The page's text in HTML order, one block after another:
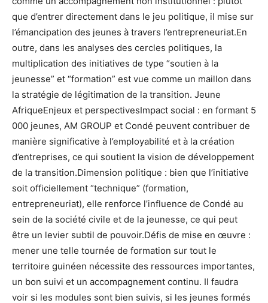
que d’entrer directement dans le jeu politique, il mise sur
l’émancipation des jeunes à travers l’entrepreneuriat.En
outre, dans les analyses des cercles politiques, la
multiplication des initiatives de type “soutien à la
jeunesse” et “formation” est vue comme un maillon dans
la stratégie de légitimation de la transition. Jeune
AfriqueEnjeux et perspectivesImpact social : en formant 5
000 jeunes, AM GROUP et Condé peuvent contribuer de
manière significative à l’employabilité et à la création
d’entreprises, ce qui soutient la vision de développement
de la transition.Dimension politique : bien que l’initiative
soit officiellement “technique” (formation,
entrepreneuriat), elle renforce l’influence de Condé au
sein de la société civile et de la jeunesse, ce qui peut
être un levier subtil de pouvoir.Défis de mise en œuvre :
mener une telle tournée de formation sur tout le
territoire guinéen nécessite des ressources importantes,
un bon suivi et un accompagnement continu. Il faudra
voir si les modules sont bien suivis, si les jeunes formés